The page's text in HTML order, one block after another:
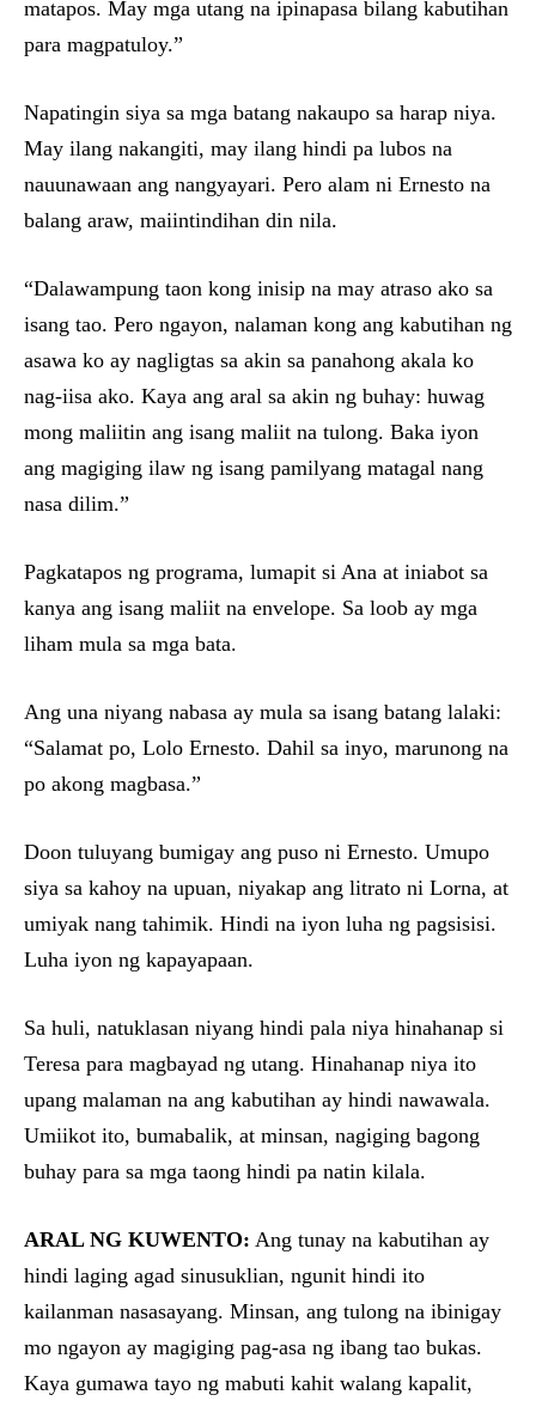
matapos. May mga utang na ipinapasa bilang kabutihan
para magpatuloy.”
Napatingin siya sa mga batang nakaupo sa harap niya.
May ilang nakangiti, may ilang hindi pa lubos na
nauunawaan ang nangyayari. Pero alam ni Ernesto na
balang araw, maiintindihan din nila.
“Dalawampung taon kong inisip na may atraso ako sa
isang tao. Pero ngayon, nalaman kong ang kabutihan ng
asawa ko ay nagligtas sa akin sa panahong akala ko
nag-iisa ako. Kaya ang aral sa akin ng buhay: huwag
mong maliitin ang isang maliit na tulong. Baka iyon
ang magiging ilaw ng isang pamilyang matagal nang
nasa dilim.”
Pagkatapos ng programa, lumapit si Ana at iniabot sa
kanya ang isang maliit na envelope. Sa loob ay mga
liham mula sa mga bata.
Ang una niyang nabasa ay mula sa isang batang lalaki:
“Salamat po, Lolo Ernesto. Dahil sa inyo, marunong na
po akong magbasa.”
Doon tuluyang bumigay ang puso ni Ernesto. Umupo
siya sa kahoy na upuan, niyakap ang litrato ni Lorna, at
umiyak nang tahimik. Hindi na iyon luha ng pagsisisi.
Luha iyon ng kapayapaan.
Sa huli, natuklasan niyang hindi pala niya hinahanap si
Teresa para magbayad ng utang. Hinahanap niya ito
upang malaman na ang kabutihan ay hindi nawawala.
Umiikot ito, bumabalik, at minsan, nagiging bagong
buhay para sa mga taong hindi pa natin kilala.
ARAL NG KUWENTO: Ang tunay na kabutihan ay
hindi laging agad sinusuklian, ngunit hindi ito
kailanman nasasayang. Minsan, ang tulong na ibinigay
mo ngayon ay magiging pag-asa ng ibang tao bukas.
Kaya gumawa tayo ng mabuti kahit walang kapalit,